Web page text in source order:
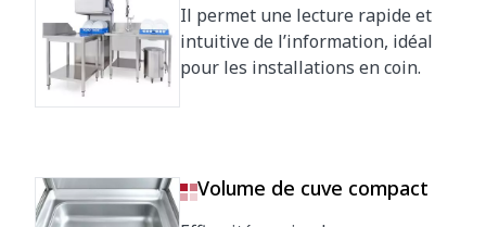
Mode eco automatique
25'
Arrêt automatique par
inactivité
Consommation énergétique
Il permet une lecture rapide et
intuitive de l’information, idéal
pour les installations en coin.
Volume de cuve compact